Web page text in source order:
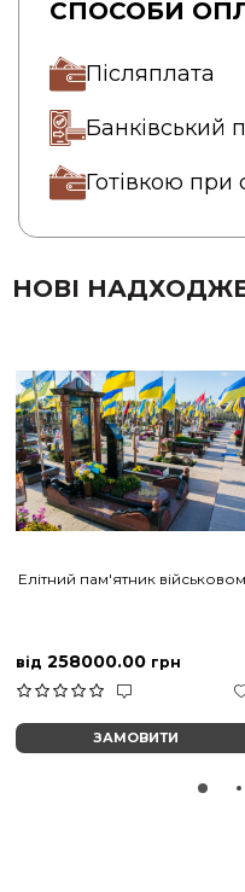
СПОСОБИ
Післяплата
Банківський
Готівкою при
НОВІ
Елітний пам'ятник
від 258000.00 грн
ЗАМОВИТИ